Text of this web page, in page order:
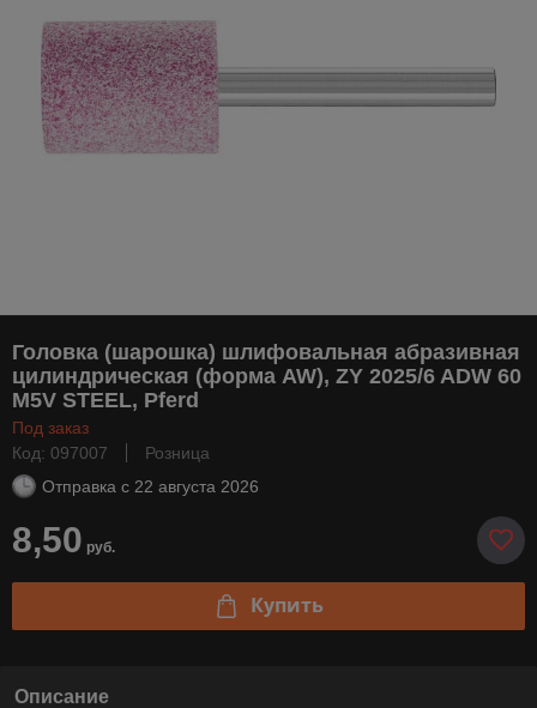
Головка (шарошка) шлифовальная абразивная
цилиндрическая (форма AW), ZY 2025/6 ADW 60
M5V STEEL, Pferd
Под заказ
Код: 097007
Розница
Отправка с 22 августа 2026
8,50 руб.
Купить
Описание